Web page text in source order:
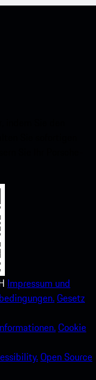
Impressum und
Gesetz
Cookie
Open Source